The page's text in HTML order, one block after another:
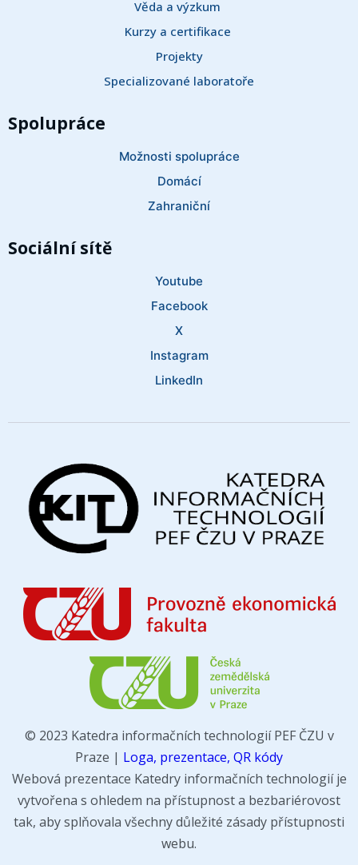
Věda a výzkum
Kurzy a certifikace
Projekty
Specializované laboratoře
Spolupráce
Možnosti spolupráce
Domácí
Zahraniční
Sociální sítě
Youtube
Facebook
X
Instagram
LinkedIn
© 2023 Katedra informačních technologií PEF ČZU v
Praze | Loga, prezentace, QR kódy
Webová prezentace Katedry informačních technologií je
vytvořena s ohledem na přístupnost a bezbariérovost
tak, aby splňovala všechny důležité zásady přístupnosti
webu.